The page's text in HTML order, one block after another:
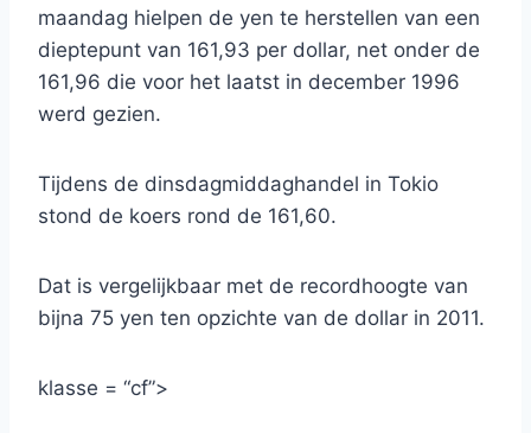
maandag hielpen de yen te herstellen van een
dieptepunt van 161,93 per dollar, net onder de
161,96 die voor het laatst in december 1996
werd gezien.
Tijdens de dinsdagmiddaghandel in Tokio
stond de koers rond de 161,60.
Dat is vergelijkbaar met de recordhoogte van
bijna 75 yen ten opzichte van de dollar in 2011.
klasse = “cf”>